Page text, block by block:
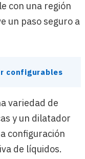
con una región
un paso seguro a
configurables
variedad de
y un dilatador
configuración
de líquidos.